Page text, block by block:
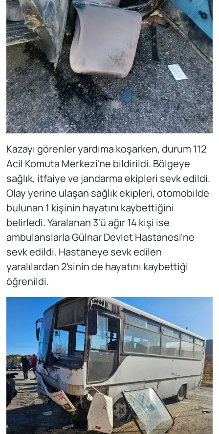
Kazayı görenler yardıma koşarken, durum 112
Acil Komuta Merkezi'ne bildirildi. Bölgeye
sağlık, itfaiye ve jandarma ekipleri sevk edildi.
Olay yerine ulaşan sağlık ekipleri, otomobilde
bulunan 1 kişinin hayatını kaybettiğini
belirledi. Yaralanan 3'ü ağır 14 kişi ise
ambulanslarla Gülnar Devlet Hastanesi'ne
sevk edildi. Hastaneye sevk edilen
yaralılardan 2'sinin de hayatını kaybettiği
öğrenildi.